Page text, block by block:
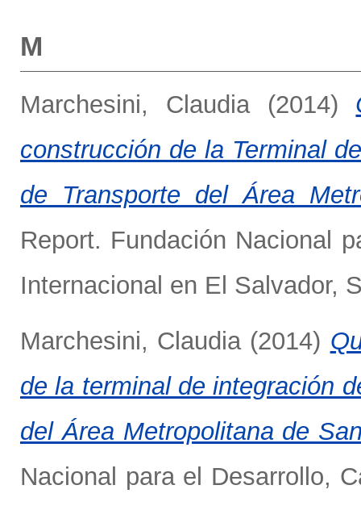
M
Marchesini, Claudia(2014)
construcción de la Terminal
de Transporte del Área
Report. Fundación Nacional
Internacional en El Salvador,
Marchesini, Claudia(2014)
de la terminal de integración
del Área Metropolitana de
Nacional para el Desarrollo,